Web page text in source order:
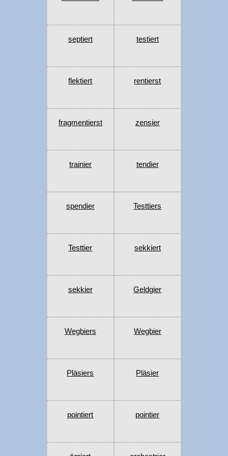
septiert testiert
flektiert rentierst
fragmentierst zensier
trainier tendier
spendier Testtiers
Testtier sekkiert
sekkier Geldgier
Wegbiers Wegbier
Pläsiers Pläsier
pointiert pointier